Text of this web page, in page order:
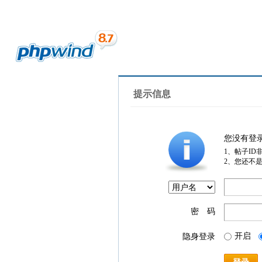
提示信息
您没有登
1、帖子ID
2、您还不
密 码
隐身登录 开启